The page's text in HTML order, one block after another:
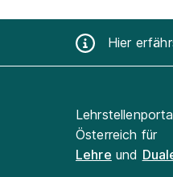
Hier
Österreich für
Lehre und